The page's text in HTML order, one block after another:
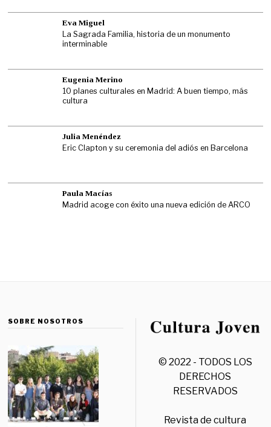
Eva Miguel
La Sagrada Familia, historia de un monumento
interminable
Eugenia Merino
10 planes culturales en Madrid: A buen tiempo, más
cultura
Julia Menéndez
Eric Clapton y su ceremonia del adiós en Barcelona
Paula Macías
Madrid acoge con éxito una nueva edición de ARCO
SOBRE NOSOTROS
© 2022 - TODOS LOS
DERECHOS
RESERVADOS
Revista de cultura